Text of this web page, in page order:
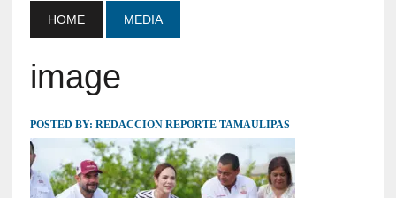
HOME MEDIA
image
POSTED BY: REDACCION REPORTE TAMAULIPAS